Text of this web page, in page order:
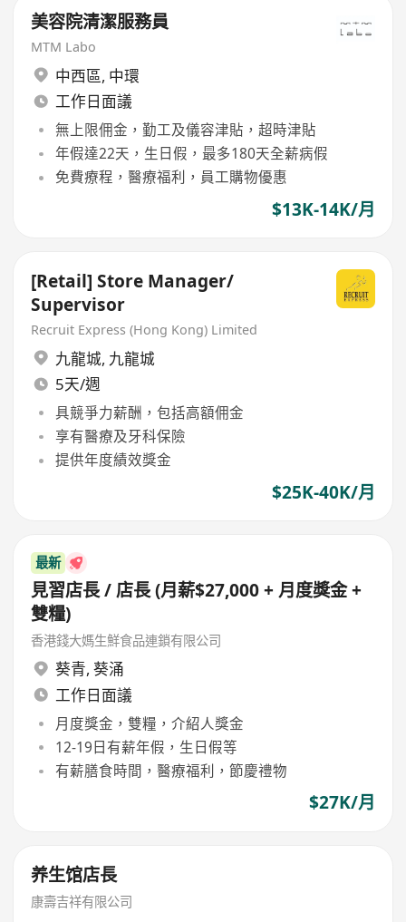
美容院清潔服務員
MTM Labo
中西區, 中環
工作日面議
無上限佣金，勤工及儀容津貼，超時津貼
年假達22天，生日假，最多180天全薪病假
免費療程，醫療福利，員工購物優惠
$13K-14K/月
[Retail] Store Manager/
Supervisor
Recruit Express (Hong Kong) Limited
九龍城, 九龍城
5天/週
具競爭力薪酬，包括高額佣金
享有醫療及牙科保險
提供年度績效獎金
$25K-40K/月
最新
見習店長 / 店長 (月薪$27,000 + 月度獎金 +
雙糧)
香港錢大媽生鮮食品連鎖有限公司
葵青, 葵涌
工作日面議
月度獎金，雙糧，介紹人獎金
12-19日有薪年假，生日假等
有薪膳食時間，醫療福利，節慶禮物
$27K/月
养生馆店長
康壽吉祥有限公司